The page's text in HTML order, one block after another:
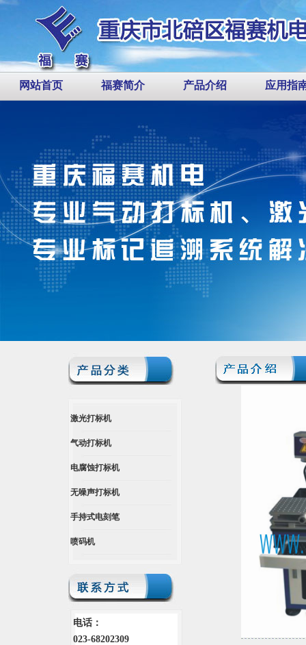
网站首页 福赛简介 产品介绍 应用指
激光打标机
气动打标机
电腐蚀打标机
无噪声打标机
手持式电刻笔
喷码机
电话：
023-68202309